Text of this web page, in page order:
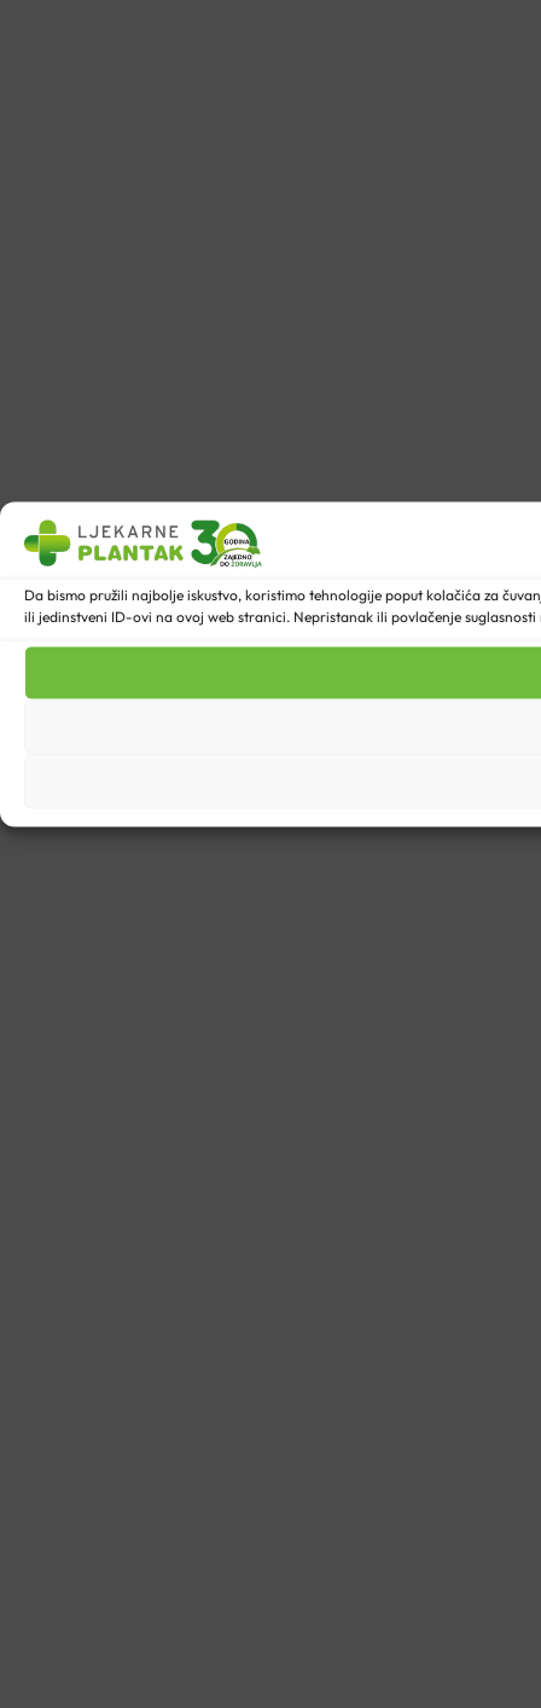
Da bismo pružili najbolje iskustvo, koristimo tehnologije poput kolačića za
ili jedinstveni ID-ovi na ovoj web stranici. Nepristanak ili povlačenje